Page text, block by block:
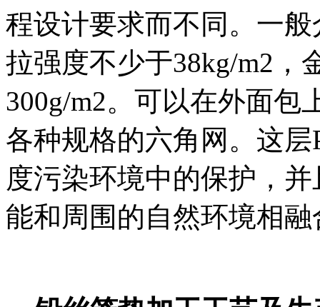
程设计要求而不同。一
拉强度不少于38kg/m2，
300g/m2。可以在外面包
各种规格的六角网。这
度污染环境中的保护，
能和周围的自然环境相融